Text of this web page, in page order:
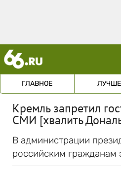
ГЛАВНОЕ
Кремль запретил
СМИ [хвалить
В администрации
российским гражданам